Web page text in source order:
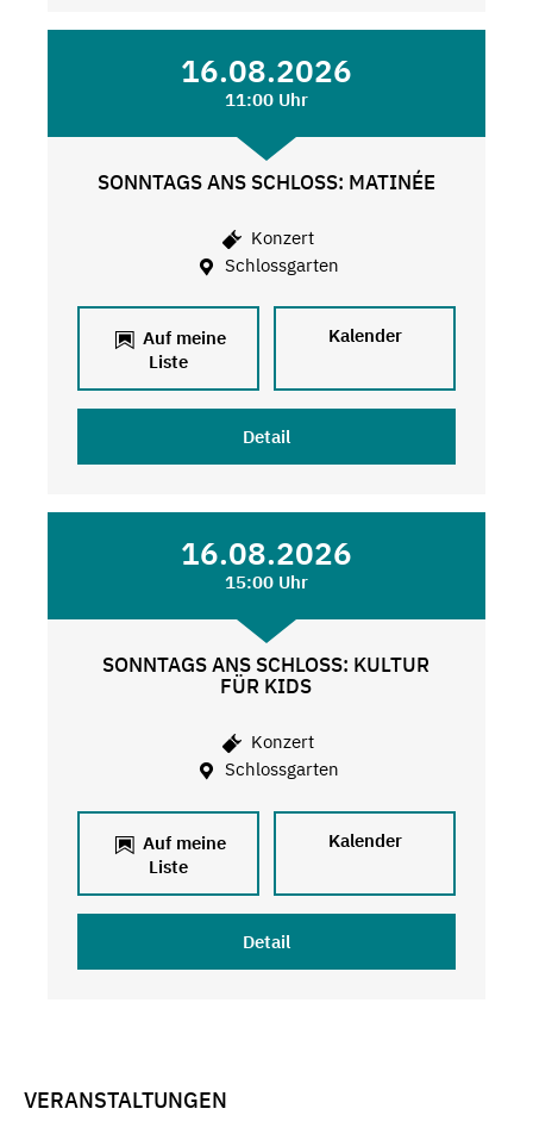
16.08.2026
11:00 Uhr
SONNTAGS ANS SCHLOSS: MATINÉE
Konzert
Schlossgarten
Auf meine
Liste
Kalender
Detail
16.08.2026
15:00 Uhr
SONNTAGS ANS SCHLOSS: KULTUR
FÜR KIDS
Konzert
Schlossgarten
Auf meine
Liste
Kalender
Detail
VERANSTALTUNGEN